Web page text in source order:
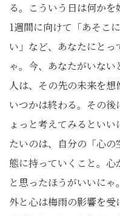
る。こういう日は何か
1週間に向けて「あそこ
い」など、あなたにと
ゃ。今、あなたがいな
人は、その先の未来を
いつかは終わる。その
ょっと考えてみるとい
たいのは、自分の「心
態に持っていくこと。
と思ったほうがいいに
外と心は梅雨の影響を